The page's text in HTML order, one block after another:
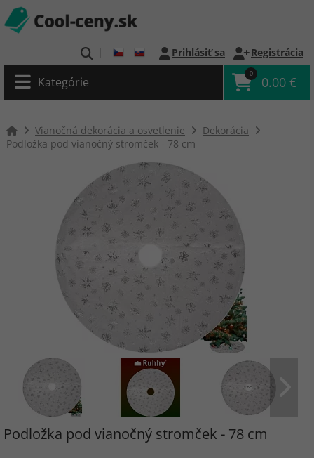
| Prihlásiť sa Registrácia
Kategórie
0
0.00 €
Vianočná dekorácia a osvetlenie
Dekorácia
Podložka pod vianočný stromček - 78 cm
Podložka pod vianočný stromček - 78 cm